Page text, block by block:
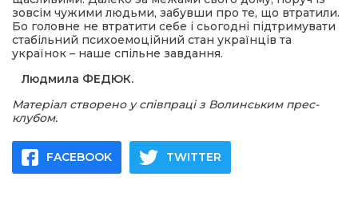
зовсім чужими людьми, забувши про те, що втратили.
Бо головне не втратити себе і сьогодні підтримувати
стабільний психоемоційний стан українців та
українок – наше спільне завдання.
Людмила ФЕДЮК.
Матеріал створено у співпраці з Волинським прес-
клубом.
FACEBOOK TWITTER